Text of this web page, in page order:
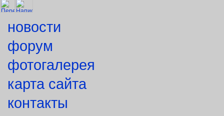
новости
форум
фотогалерея
карта сайта
контакты